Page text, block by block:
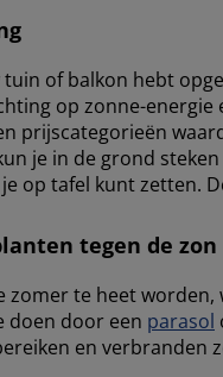
of balkon hebt
op zonne-
prijscategorieën
je in de grond
op tafel kunt zetten.
tegen de zon
zomer te heet
doen door een parasol
en verbranden